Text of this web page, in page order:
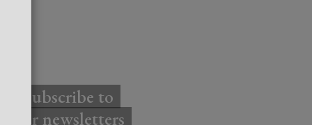
Subscribe to
our newsletters